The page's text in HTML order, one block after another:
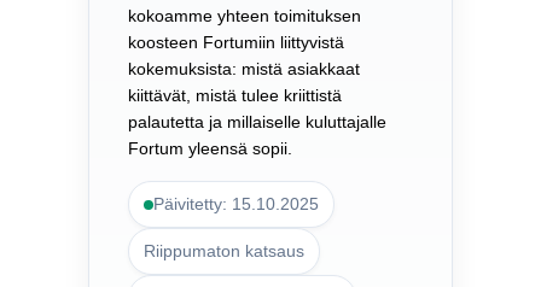
kokoamme yhteen toimituksen
koosteen Fortumiin liittyvistä
kokemuksista: mistä asiakkaat
kiittävät, mistä tulee kriittistä
palautetta ja millaiselle kuluttajalle
Fortum yleensä sopii.
Päivitetty: 15.10.2025
Riippumaton katsaus